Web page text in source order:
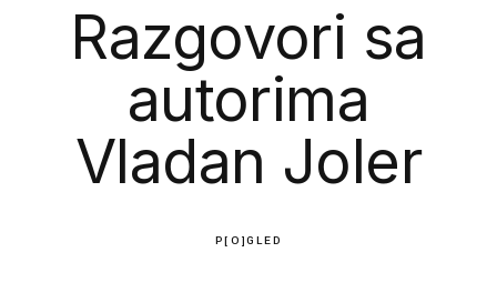
Razgovori sa
autorima
Vladan Joler
P[O]GLED